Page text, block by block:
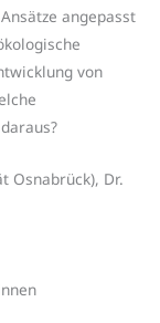
angepasst
von
Osnabrück), Dr.